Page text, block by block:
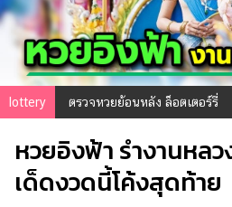
ข่าว
บันเทิง
ตรวจ
หวย
ผล
บอล
สด
lottery ตรวจหวยย้อนหลัง ล็อตเตอร์รี่
หวยอิงฟ้า รำงานหลว
เด็ดงวดนี้โค้งสุดท้าย